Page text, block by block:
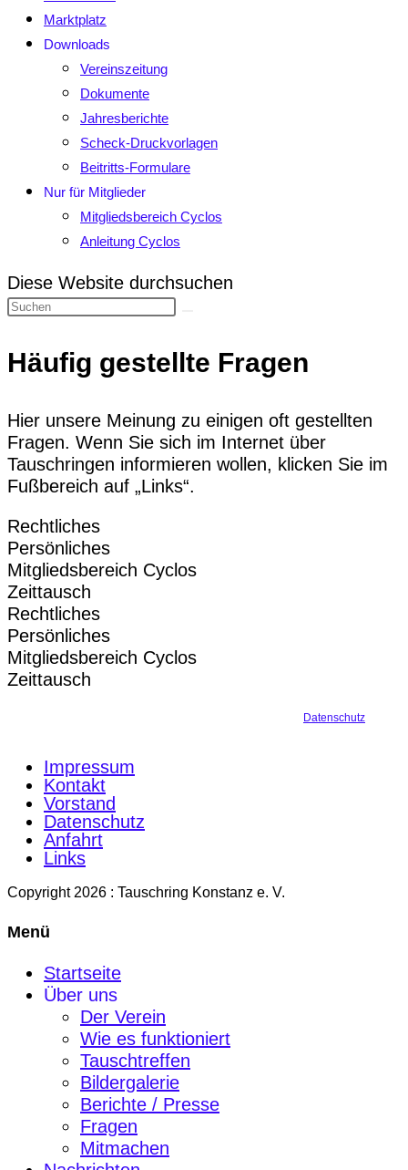
Marktplatz
Downloads
Vereinszeitung
Dokumente
Jahresberichte
Scheck-Druckvorlagen
Beitritts-Formulare
Nur für Mitglieder
Mitgliedsbereich Cyclos
Anleitung Cyclos
Diese Website durchsuchen
Häufig gestellte Fragen​
Hier unsere Meinung zu einigen oft gestellten
Fragen. Wenn Sie sich im Internet über
Tauschringen informieren wollen, klicken Sie im
Fußbereich auf „Links“.
Rechtliches
Persönliches
Mitgliedsbereich Cyclos
Zeittausch
Rechtliches
Persönliches
Mitgliedsbereich Cyclos
Zeittausch
Datenschutz
Impressum
Kontakt
Vorstand
Datenschutz
Anfahrt
Links
Copyright 2026 : Tauschring Konstanz e. V.
Menü
Startseite
Über uns
Der Verein
Wie es funktioniert
Tauschtreffen
Bildergalerie
Berichte / Presse
Fragen
Mitmachen